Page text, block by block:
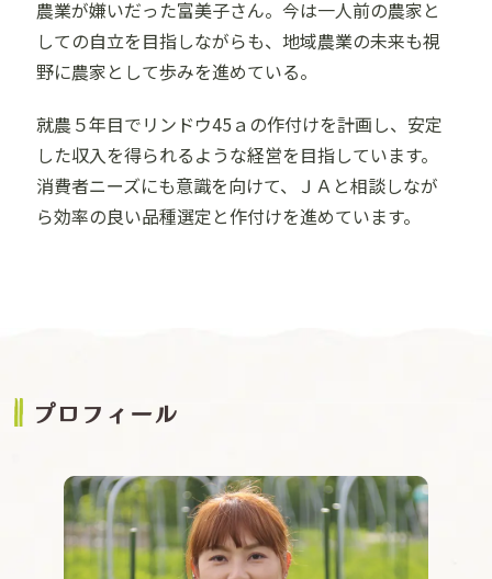
農業が嫌いだった富美子さん。今は一人前の農家と
しての自立を目指しながらも、地域農業の未来も視
野に農家として歩みを進めている。
就農５年目でリンドウ45ａの作付けを計画し、安定
した収入を得られるような経営を目指しています。
消費者ニーズにも意識を向けて、ＪＡと相談しなが
ら効率の良い品種選定と作付けを進めています。
プロフィール